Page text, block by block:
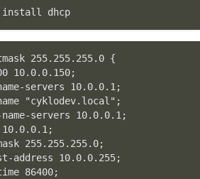
255.255.255.0 {
10.0.0.150;
servers 10.0.0.1;
"cyklodev.local";
servers 10.0.0.1;
255.255.255.0;
address 10.0.0.255;
86400;